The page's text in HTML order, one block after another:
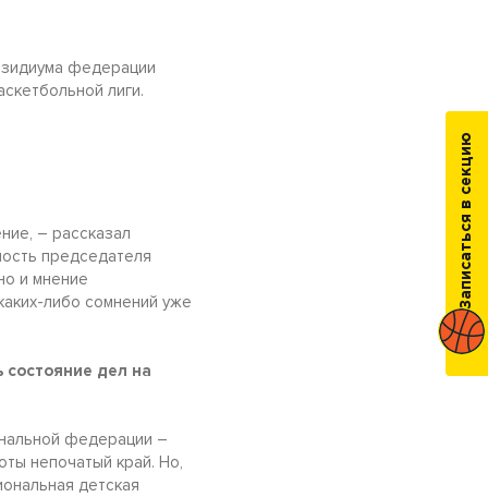
Записаться в секцию
федерации
лиги.
– рассказал
председателя
и мнение
либо сомнений уже
дел на
федерации –
непочатый край. Но,
детская